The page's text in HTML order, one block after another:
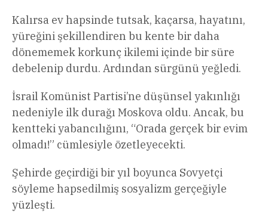
Kalırsa ev hapsinde tutsak, kaçarsa, hayatını,
yüreğini şekillendiren bu kente bir daha
dönememek korkunç ikilemi içinde bir süre
debelenip durdu. Ardından sürgünü yeğledi.
İsrail Komünist Partisi’ne düşünsel yakınlığı
nedeniyle ilk durağı Moskova oldu. Ancak, bu
kentteki yabancılığını, “Orada gerçek bir evim
olmadı!” cümlesiyle özetleyecekti.
Şehirde geçirdiği bir yıl boyunca Sovyetçi
söyleme hapsedilmiş sosyalizm gerçeğiyle
yüzleşti.